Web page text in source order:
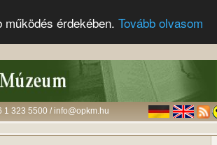
érdekében. Tovább olvasom
1 323 5500 / info@opkm.hu